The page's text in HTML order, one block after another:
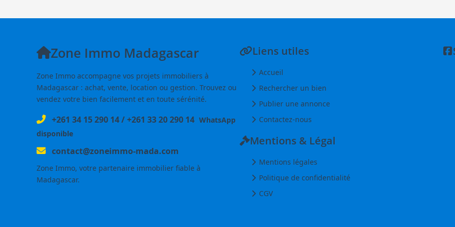
Zone Immo Madagascar
Zone Immo accompagne vos projets immobiliers à
Madagascar : achat, vente, location ou gestion. Trouvez ou
vendez votre bien facilement et en toute sérénité.
+261 34 15 290 14/+261 33 20 290 14 WhatsApp
disponible
contact@zoneimmo-mada.com
Zone Immo, votre partenaire immobilier fiable à
Madagascar.
Liens utiles
Accueil
Rechercher un bien
Publier une annonce
Contactez-nous
Mentions & Légal
Mentions légales
Politique de confidentialité
CGV